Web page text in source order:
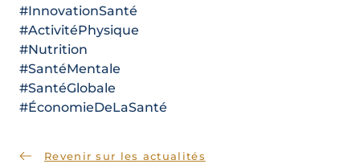
#InnovationSanté
#ActivitéPhysique
#Nutrition
#SantéMentale
#SantéGlobale
#ÉconomieDeLaSanté
Revenir sur les actualités